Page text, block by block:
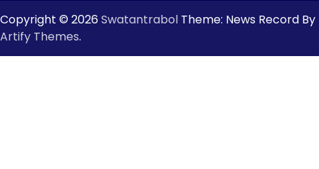
Copyright © 2026 Swatantrabol Theme: News Record By
Artify Themes.